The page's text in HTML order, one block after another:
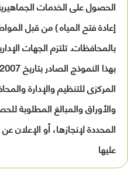
الحصول على الخدمات
إعادة فتح المياه ) من قبل
بالمحافظات. تلتزم الجهات
المركزى للتنظيم والإدارة
والأوراق والمبالغ المطلوبة
المحددة لإنجازها، أو
عليها